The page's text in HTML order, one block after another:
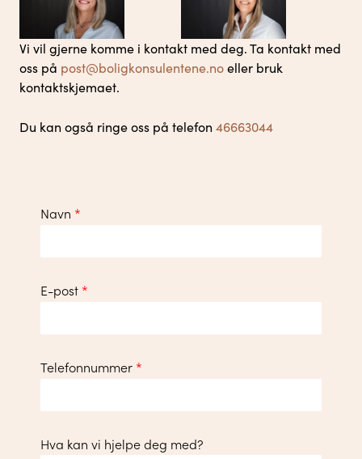
Vi vil gjerne komme i kontakt med deg. Ta kontakt med
oss på post@boligkonsulentene.noeller bruk
kontaktskjemaet.
Du kan også ringe oss på telefon 46663044
Navn *
E-post *
Telefonnummer *
Hva kan vi hjelpe deg med?